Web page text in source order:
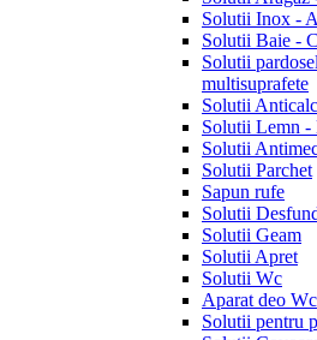
Solutii Inox -
Solutii Baie -
Solutii
multisuprafete
Solutii
Solutii Lemn -
Solutii
Solutii Parchet
Sapun rufe
Solutii
Solutii Geam
Solutii Apret
Solutii Wc
Aparat deo Wc
Solutii pentru